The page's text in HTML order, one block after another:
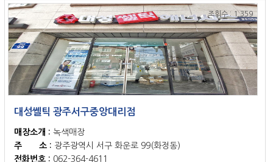
조회수 : 1,359
대성쎌틱 광주서구중앙대리점
매장소개 : 녹색매장
주 소 : 광주광역시 서구 화운로 99(화정동)
전화번호 : 062-364-4611